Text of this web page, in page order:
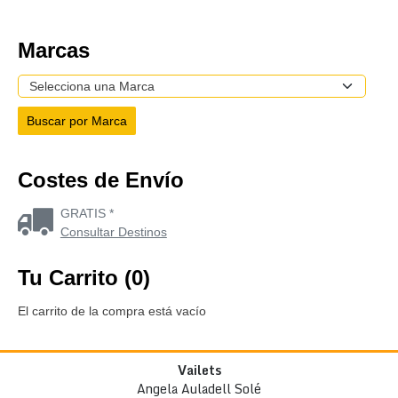
Marcas
Costes de Envío
GRATIS *
Consultar Destinos
Tu Carrito (0)
El carrito de la compra está vacío
Vailets
Angela Auladell Solé